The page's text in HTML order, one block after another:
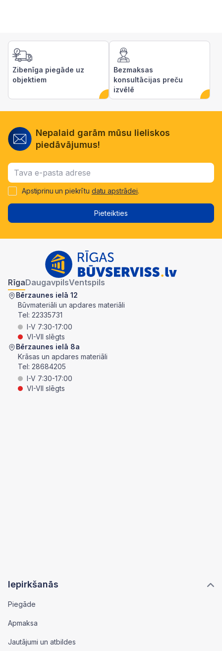
Zibenīga piegāde uz
objektiem
Bezmaksas
konsultācijas preču
izvēlē
Nepalaid garām mūsu lieliskos
piedāvājumus!
Apstiprinu un piekrītu datu apstrādei.
Pieteikties
Iepirkšanās
Piegāde
Apmaksa
Jautājumi un atbildes
RīgaDaugavpilsVentspils
Bērzaunes ielā 12
Būvmateriāli un apdares materiāli
Tel: 22335731
I-V 7:30-17:00
VI-VII slēgts
Bērzaunes ielā 8a
Krāsas un apdares materiāli
Tel: 28684205
I-V 7:30-17:00
VI-VII slēgts